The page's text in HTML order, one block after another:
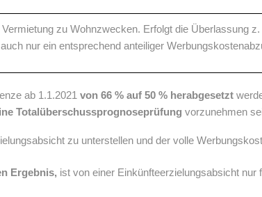
zu Wohnzwecken. Erfolgt die Überlassung
nur ein entsprechend anteiliger
ab 1.1.2021 von 66 % auf 50 % herabgesetzt
Totalüberschussprognoseprüfung vorzunehmen
zu unterstellen und der volle
Ergebnis, ist von einer Einkünfteerzielungsabsicht nur